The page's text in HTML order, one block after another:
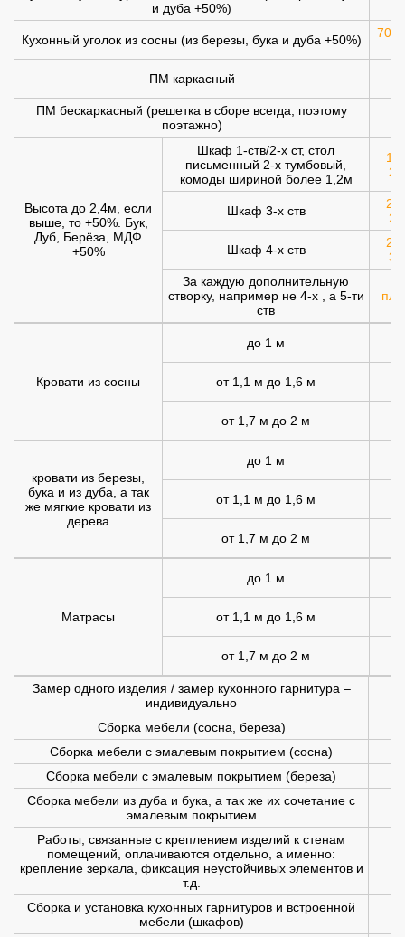
и дуба +50%)
Кухонный уголок из сосны (из березы, бука и дуба +50%) 700
ПМ каркасный
ПМ бескаркасный (решетка в сборе всегда, поэтому
поэтажно)
Высота до 2,4м, если
выше, то +50%. Бук,
Дуб, Берёза, МДФ
+50%
Шкаф 1-ств/2-х ст, стол
письменный 2-х тумбовый,
комоды шириной более 1,2м
Шкаф 3-х ств
Шкаф 4-х ств
За каждую дополнительную
створку, например не 4-х , а 5-ти
ств
Кровати из сосны
до 1 м
от 1,1 м до 1,6 м
от 1,7 м до 2 м
кровати из березы,
бука и из дуба, а так
же мягкие кровати из
дерева
до 1 м
от 1,1 м до 1,6 м
от 1,7 м до 2 м
Матрасы
до 1 м
от 1,1 м до 1,6 м
от 1,7 м до 2 м
Замер одного изделия / замер кухонного гарнитура –
индивидуально
Сборка мебели (сосна, береза)
Сборка мебели с эмалевым покрытием (сосна)
Сборка мебели с эмалевым покрытием (береза)
Сборка мебели из дуба и бука, а так же их сочетание с
эмалевым покрытием
Работы, связанные с креплением изделий к стенам
помещений, оплачиваются отдельно, а именно:
крепление зеркала, фиксация неустойчивых элементов и
т.д.
Сборка и установка кухонных гарнитуров и встроенной
мебели (шкафов)